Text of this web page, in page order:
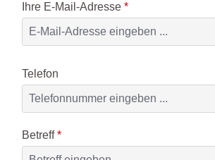
Ihre E-Mail-Adresse *
Telefon
Betreff*